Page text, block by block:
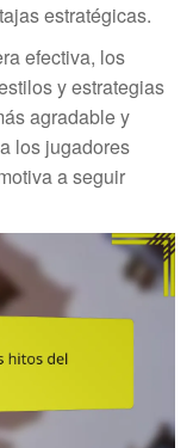
estratégicas.
efectiva, los
y estrategias
agradable y
los jugadores
a seguir